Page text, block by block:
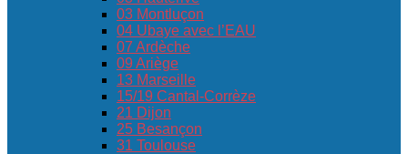
03 Montluçon
04 Ubaye avec l’EAU
07 Ardèche
09 Ariège
13 Marseille
15/19 Cantal-Corrèze
21 Dijon
25 Besançon
31 Toulouse